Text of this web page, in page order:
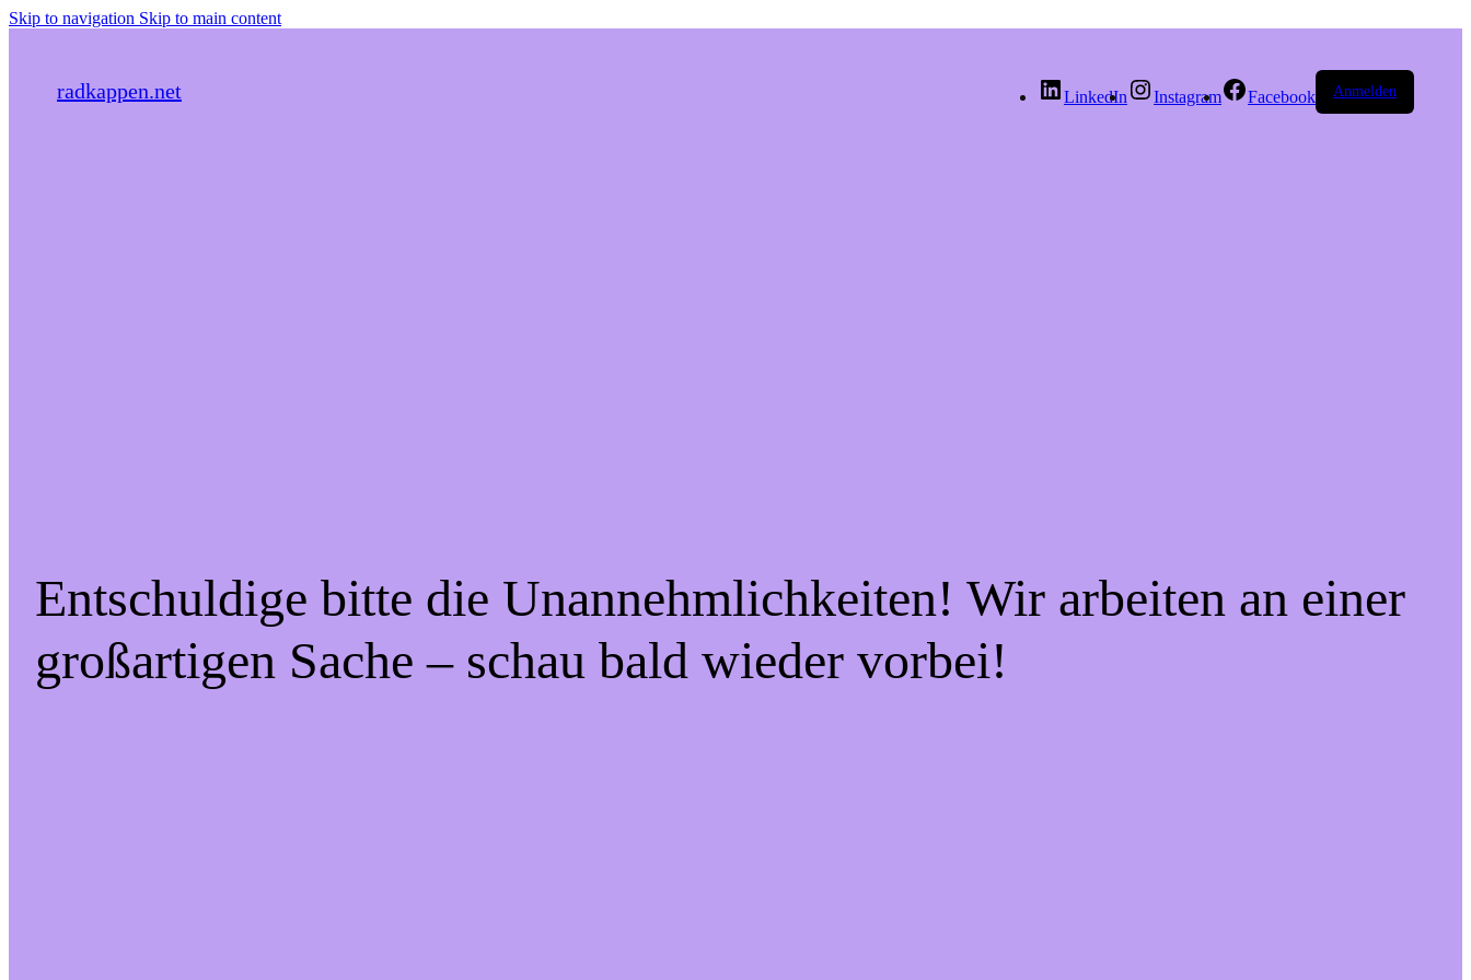
Skip to navigation Skip to main content
radkappen.net LinkedIn Instagram Facebook Anmelden
Entschuldige bitte die Unannehmlichkeiten! Wir arbeiten an einer
großartigen Sache – schau bald wieder vorbei!